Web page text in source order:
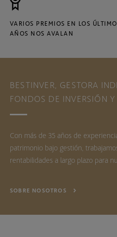
VARIOS PREMIOS EN LOS
AÑOS NOS AVALAN
BESTINVER, GESTORA
FONDOS DE INVERSIÓN Y
Con más de 35 años de
patrimonio bajo gestión,
rentabilidades a largo plazo para
SOBRE NOSOTROS